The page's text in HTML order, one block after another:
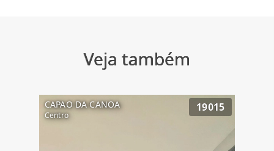
Veja também
CAPAO DA CANOA
Centro
19015